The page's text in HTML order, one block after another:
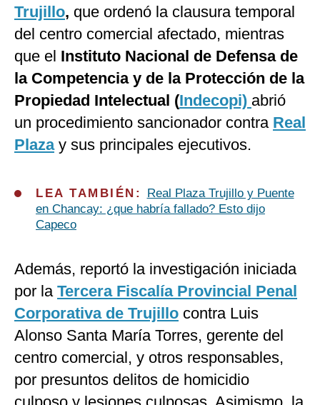
Trujillo, que ordenó la clausura temporal
del centro comercial afectado, mientras
que el Instituto Nacional de Defensa de
la Competencia y de la Protección de la
Propiedad Intelectual (Indecopi) abrió
un procedimiento sancionador contra Real
Plaza y sus principales ejecutivos.
LEA TAMBIÉN:
Real Plaza Trujillo y Puente
en Chancay: ¿que habría fallado? Esto dijo
Capeco
Además, reportó la investigación iniciada
por la Tercera Fiscalía Provincial Penal
Corporativa de Trujillo contra Luis
Alonso Santa María Torres, gerente del
centro comercial, y otros responsables,
por presuntos delitos de homicidio